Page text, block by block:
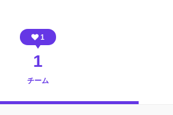
1
1
チーム